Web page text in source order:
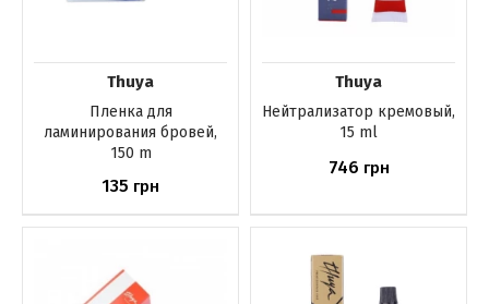
Thuya
Пленка для
ламинирования бровей,
150 m
135 грн
Thuya
Нейтрализатор кремовый,
15 ml
746 грн